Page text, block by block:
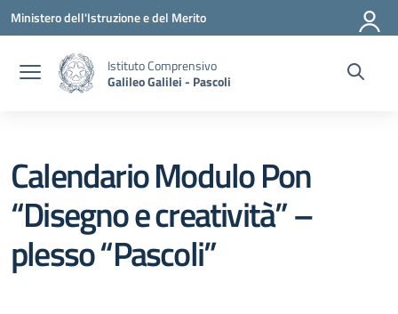
Vai ai contenuti
Vai al menu di navigazione
Vai al footer
Ministero dell'Istruzione e del Merito
Istituto Comprensivo
Galileo Galilei - Pascoli
Calendario Modulo Pon
“Disegno e creatività” –
plesso “Pascoli”